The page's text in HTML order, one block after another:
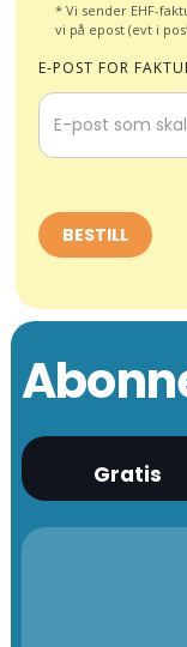
* Vi sender EHF-
vi på epost (evt i
E-POST FOR
Gratis